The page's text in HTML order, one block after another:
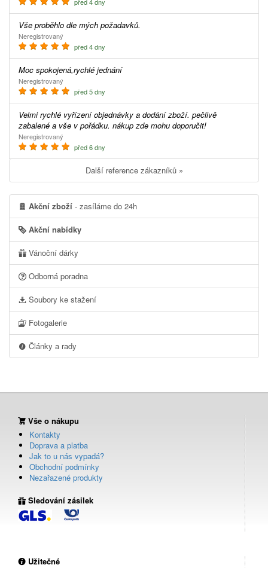
Vše proběhlo dle mých požadavků.
Neregistrovaný
před 4 dny
Moc spokojená,rychlé jednání
Neregistrovaný
před 5 dny
Velmi rychlé vyřízení objednávky a dodání zboží. pečlivě
zabalené a vše v pořádku. nákup zde mohu doporučit!
Neregistrovaný
před 6 dny
Další reference zákazníků »
Akční zboží - zasíláme do 24h
Akční nabídky
Vánoční dárky
Odborná poradna
Soubory ke stažení
Fotogalerie
Články a rady
Vše o nákupu
Kontakty
Doprava a platba
Jak to u nás vypadá?
Obchodní podmínky
Nezařazené produkty
Sledování zásilek
Užitečné